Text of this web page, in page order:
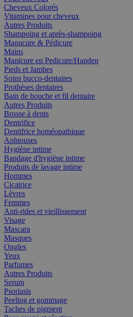
Cheveux Colorés
Vitamines pour cheveux
Autres Produits
Shampoing et après-shampoing
Manucure & Pédicure
Mains
Manicure en Pedicure/Handen
Pieds et Jambes
Soins bucco-dentaires
Prothèses dentaires
Bain de bouche et fil dentaire
Autres Produits
Brosse à dents
Dentrifice
Dentifrice homéopathique
Aphtouses
Hygiène intime
Bandage d'hygiène intime
Produits de lavage intime
Hommes
Cicatrice
Lèvres
Femmes
Anti-rides et vieillissement
Visage
Mascara
Masques
Ongles
Yeux
Parfumes
Autres Produits
Serum
Psoriasis
Peeling et gommage
Taches de pigment